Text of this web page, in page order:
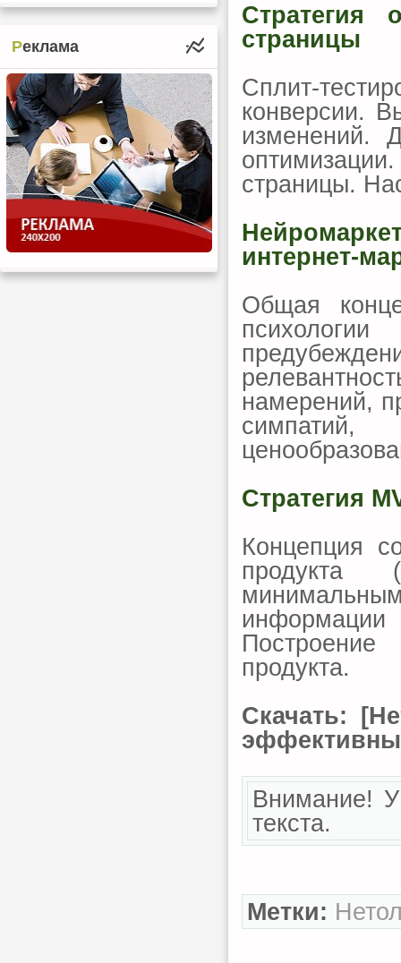
Реклама
Стратегия
страницы
Сплит-
конверсии.
изменений.
страницы.
интернет-
Общая
намерений,
Стратегия
Концепция
продукта
продукта.
Скачать:
Внимание!
текста.
Метки: